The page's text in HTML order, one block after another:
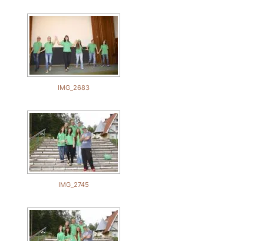
IMG_2683
IMG_2745